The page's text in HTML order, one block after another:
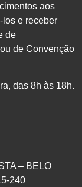
aos
los e receber
de
de Convenção
das 8h às 18h.
– BELO
240